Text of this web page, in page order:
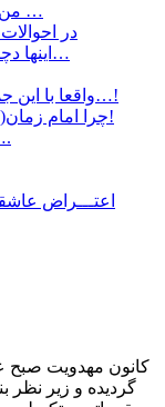
ﻣﻦ ﻗﺸﻨﮓ ﺗﺮ ﺍﺯ ﺩﻧﯿﺎﯼ ﺧﻮﺩﻣﺎﻥ ﺳﺮﺍﻍ ﻧﺪﺍﺭﻡ …
در
اینها دچار قساوت قلب میشن! سنگ دل میشن…
واقعا با این جملات، جگرم سوخت…. آه از یاران… آه…!
چرا امام زمان(عج) در جریان نامه ی اعمال ما هستند؟!
هیچ کس به من
اعتـــراض
گردیده و زیر نظر